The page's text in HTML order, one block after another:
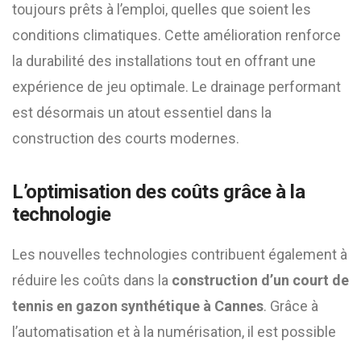
toujours prêts à l’emploi, quelles que soient les
conditions climatiques. Cette amélioration renforce
la durabilité des installations tout en offrant une
expérience de jeu optimale. Le drainage performant
est désormais un atout essentiel dans la
construction des courts modernes.
L’optimisation des coûts grâce à la
technologie
Les nouvelles technologies contribuent également à
réduire les coûts dans la construction d’un court de
tennis en gazon synthétique à Cannes. Grâce à
l’automatisation et à la numérisation, il est possible